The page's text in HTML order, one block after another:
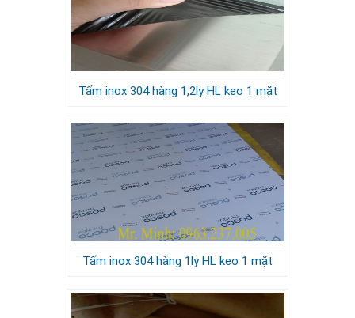
Tấm inox 304 hàng 1,2ly HL keo 1 mặt
Tấm inox 304 hàng 1ly HL keo 1 mặt